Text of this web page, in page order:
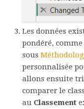
Les données
pondéré,
sous
personnalisée
allons ensuite
comparer le
au Classement